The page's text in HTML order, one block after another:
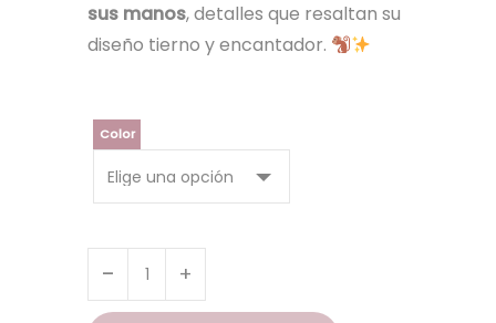
sus manos, detalles que resaltan su
diseño tierno y encantador.
Color